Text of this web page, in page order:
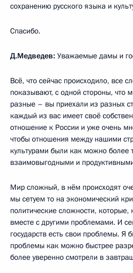
сохранению русского языка и
Спасибо.
Д.Медведев: Уважаемые дамы и
Всё, что сейчас происходило, все
показывают, с одной стороны, что
разные – вы приехали из разных
каждый из вас имеет своё
отношение к России и уже очень
чтобы отношения между нашими
культурами были как можно более
взаимовыгодными и
Мир сложный, в нём происходят
мы сетуем то на экономический
политические сложности, которые,
вместе с другими проблемами. И
государств есть свои проблемы. Я
проблемы как можно быстрее
более уверенно смотрели в